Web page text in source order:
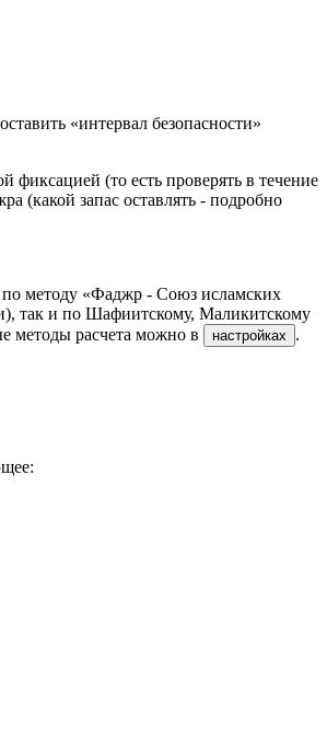
«интервал безопасности»
фиксацией (то есть проверять в течение
(какой запас оставлять - подробно
методу «Фаджр - Союз исламских
так и по Шафиитскому, Маликитскому
методы расчета можно в
настройках .